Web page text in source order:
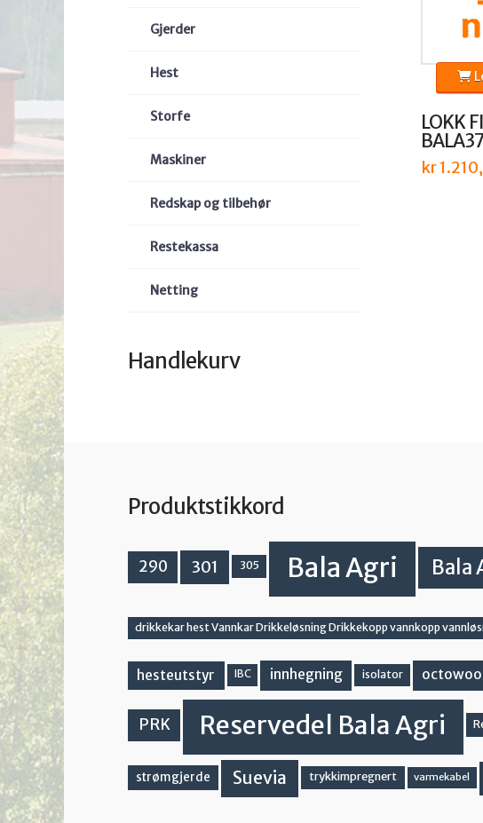
LOKK
kr
Gjerder
Hest
Storfe
Maskiner
Redskap og tilbehør
Restekassa
Netting
Handlekurv
Produktstikkord
290 301 305 Bala Agri Bala
drikkekar hest Vannkar Drikkeløsning Drikkekopp vannkopp
hesteutstyr IBC innhegning isolator
PRK Reservedel Bala Agri
strømgjerde Suevia trykkimpregnert varmekabel